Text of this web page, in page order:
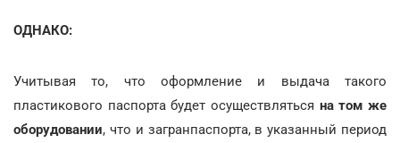
ОДНАКО:
Учитывая то, что оформление и выдача такого
пластикового паспорта будет осуществляться на том же
оборудовании, что и загранпаспорта, в указанный период